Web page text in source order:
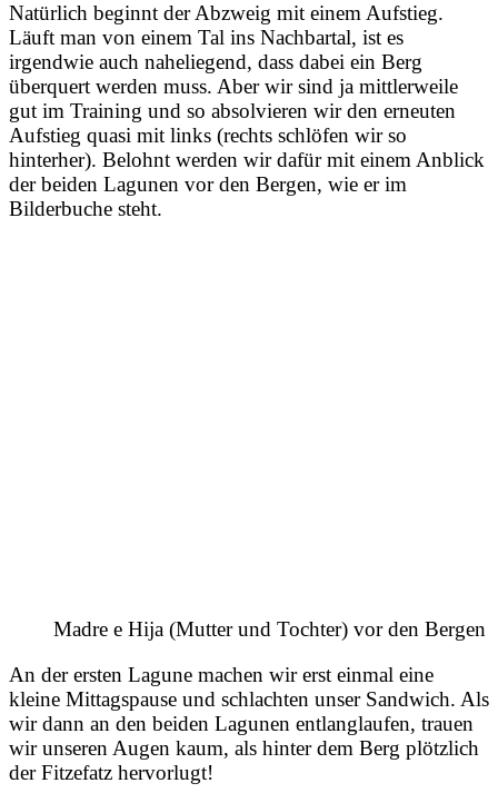
Natürlich beginnt der Abzweig mit einem Aufstieg.
Läuft man von einem Tal ins Nachbartal, ist es
irgendwie auch naheliegend, dass dabei ein Berg
überquert werden muss. Aber wir sind ja mittlerweile
gut im Training und so absolvieren wir den erneuten
Aufstieg quasi mit links (rechts schlöfen wir so
hinterher). Belohnt werden wir dafür mit einem Anblick
der beiden Lagunen vor den Bergen, wie er im
Bilderbuche steht.
Madre e Hija (Mutter und Tochter) vor den Bergen
An der ersten Lagune machen wir erst einmal eine
kleine Mittagspause und schlachten unser Sandwich. Als
wir dann an den beiden Lagunen entlanglaufen, trauen
wir unseren Augen kaum, als hinter dem Berg plötzlich
der Fitzefatz hervorlugt!